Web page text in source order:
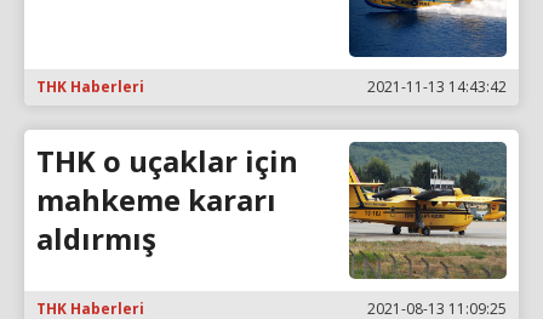
THK Haberleri 2021-11-13 14:43:42
THK o uçaklar için
mahkeme kararı
aldırmış
THK Haberleri 2021-08-13 11:09:25